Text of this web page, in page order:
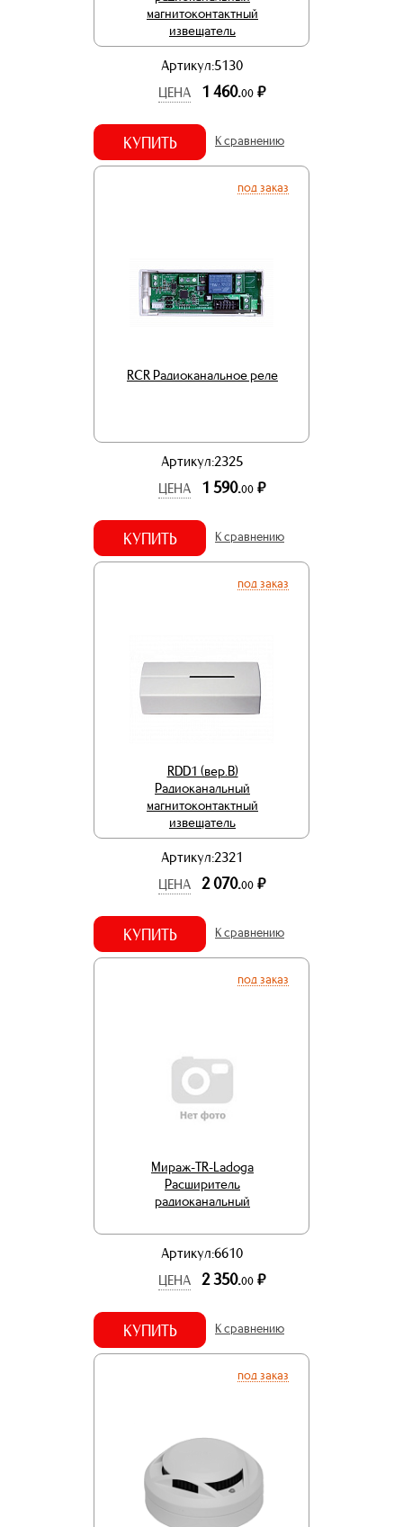
магнитоконтактный
извещатель
Артикул:5130
ЦЕНА
1 460.00 р.
КУПИТЬ К сравнению
под заказ
RCR Радиоканальное реле
Артикул:2325
ЦЕНА
1 590.00 р.
КУПИТЬ К сравнению
под заказ
RDD1 (вер.В)
Радиоканальный
магнитоконтактный
извещатель
Артикул:2321
ЦЕНА
2 070.00 р.
КУПИТЬ К сравнению
под заказ
Мираж-TR-Ladoga
Расширитель
радиоканальный
Артикул:6610
ЦЕНА
2 350.00 р.
КУПИТЬ К сравнению
под заказ